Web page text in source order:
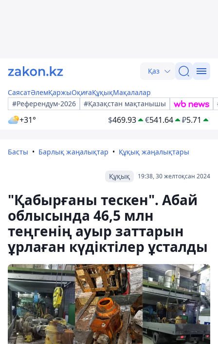
Қаз
СаясатӘлемҚаржыОқиғаҚұқықМақалалар
#Референдум-2026
#Қазақстан мақтанышы
+31° $469.93 €541.64 ₽5.71
Басты Барлық жаңалықтар Құқық жаңалықтары
19:38, 30 желтоқсан 2024
Құқық
"Қабырғаны тескен". Абай
облысында 46,5 млн
теңгенің ауыр заттарын
ұрлаған күдіктілер ұсталды